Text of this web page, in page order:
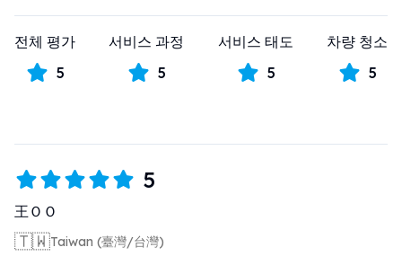
전체 평가
5
서비스 과정
5
서비스 태도
5
차량 청소
5
5
王ＯＯ
🇹🇼Taiwan (臺灣/台灣)